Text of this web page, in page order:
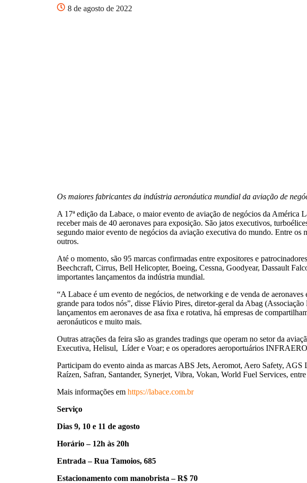
8 de agosto de 2022
Os maiores fabricantes da indústria aeronáutica mundial da aviação de
A 17ª edição da Labace, o maior evento de aviação de negócios da América
receber mais de 40 aeronaves para exposição. São jatos executivos,
segundo maior evento de negócios da aviação executiva do mundo. Entre
outros.
Até o momento, são 95 marcas confirmadas entre expositores e
Beechcraft, Cirrus, Bell Helicopter, Boeing, Cessna, Goodyear, Dassault
importantes lançamentos da indústria mundial.
“A Labace é um evento de negócios, de networking e de venda de
grande para todos nós”, disse Flávio Pires, diretor-geral da Abag
lançamentos em aeronaves de asa fixa e rotativa, há empresas de
aeronáuticos e muito mais.
Outras atrações da feira são as grandes tradings que operam no setor da
Executiva, Helisul, Líder e Voar; e os operadores aeroportuários
Participam do evento ainda as marcas ABS Jets, Aeromot, Aero Safety,
Raízen, Safran, Santander, Synerjet, Vibra, Vokan, World Fuel Services, entre
Mais informações em https://labace.com.br
Serviço
Dias 9, 10 e 11 de agosto
Horário – 12h às 20h
Entrada – Rua Tamoios, 685
Estacionamento com manobrista – R$ 70